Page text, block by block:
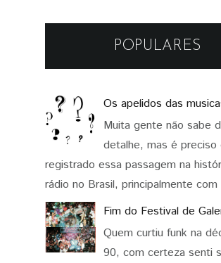
POPULARES
Os apelidos das
Muita gente não sabe
detalhe, mas é preciso
registrado essa passagem na
rádio no Brasil, principalmente com
Fim do Festival de
Quem curtiu funk na
90, com certeza senti